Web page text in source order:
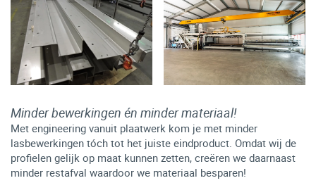
Minder bewerkingen én minder materiaal!
Met engineering vanuit plaatwerk kom je met minder
lasbewerkingen tóch tot het juiste eindproduct. Omdat wij de
profielen gelijk op maat kunnen zetten, creëren we daarnaast
minder restafval waardoor we materiaal besparen!